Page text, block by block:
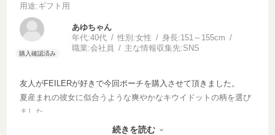
用途:ギフト用
あゆちゃん
年代:40代 性別:女性 身長:151～155cm
職業:会社員 主な情報収集先:SNS
友人がFEILERが好きで今回ポーチを購入させて頂きました。
夏産まれの彼女に似合うような爽やかなキウイドットの柄を選び
ました。
まだ渡せていないので星は4つにしておきます。
続きを読む